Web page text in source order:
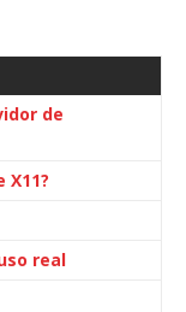
de
X11?
real